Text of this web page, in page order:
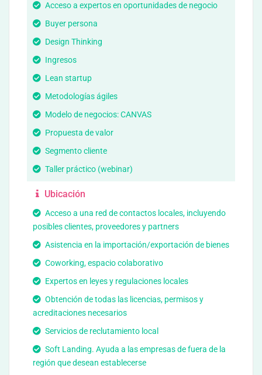
Acceso a expertos en oportunidades de negocio
Buyer persona
Design Thinking
Ingresos
Lean startup
Metodologías ágiles
Modelo de negocios: CANVAS
Propuesta de valor
Segmento cliente
Taller práctico (webinar)
Ubicación
Acceso a una red de contactos locales, incluyendo
posibles clientes, proveedores y partners
Asistencia en la importación/exportación de bienes
Coworking, espacio colaborativo
Expertos en leyes y regulaciones locales
Obtención de todas las licencias, permisos y
acreditaciones necesarios
Servicios de reclutamiento local
Soft Landing. Ayuda a las empresas de fuera de la
región que desean establecerse